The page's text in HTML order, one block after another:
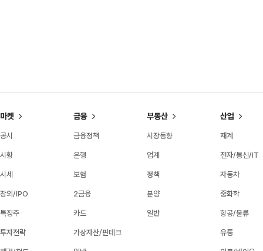
마켓
공시
시황
시세
장외/IPO
특징주
투자전략
금융
금융정책
은행
보험
2금융
카드
가상자산/핀테크
부동산
시장동향
업계
정책
분양
일반
산업
재계
전자/통신/IT
자동차
중화학
항공/물류
유통